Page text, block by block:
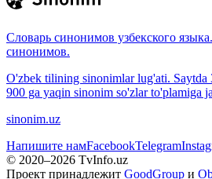
Словарь синонимов узбекского
синонимов.
O'zbek tilining sinonimlar lug'ati. Saytda
900 ga yaqin sinonim so'zlar to'plamiga
sinonim.uz
Напишите намFacebookTelegram
© 2020–2026 TvInfo.uz
Проект принадлежит GoodGroup и